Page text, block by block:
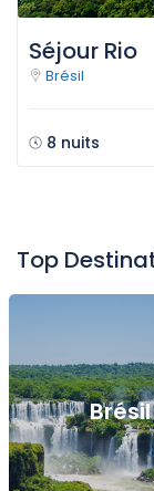
Séjour Rio
Brésil
8 nuits
Top
Brésil